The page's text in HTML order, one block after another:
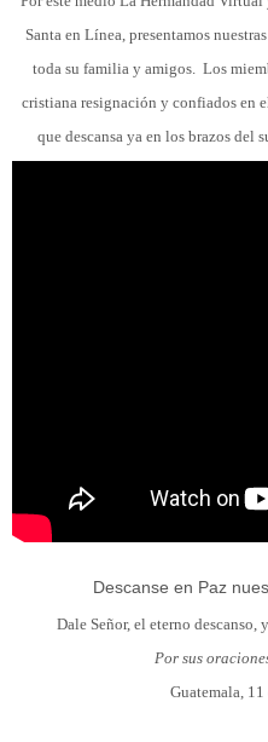
Santa en Línea, presentamos
toda su familia y amigos. Los
cristiana resignación y confiados en
que descansa ya en los brazos del
Descanse en Paz
Dale Señor, el eterno descanso,
Por sus
Guatemala,